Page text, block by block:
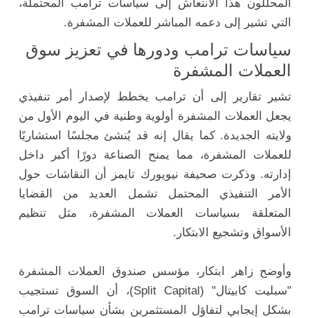
المحللون هذا الانتعاش إلى سياسات ترامب المحتملة،
التي تشير إلى دعمه المباشر للعملات المشفرة.
سياسات ترامب ودورها في تعزيز سوق
العملات المشفرة
تشير تقارير إلى أن ترامب يخطط لإصدار أمر تنفيذي
يجعل العملات المشفرة أولوية وطنية في اليوم الأول من
ولايته الجديدة. كما يقال إنه قد يُنشئ مجلسًا استشاريًا
للعملات المشفرة، مما يمنح الصناعة دورًا أكبر داخل
إدارته. وذكرت صحيفة نيويورك تايمز أن النقاشات حول
الأمر التنفيذي المحتمل تشمل العديد من القضايا
المتعلقة بسياسات العملات المشفرة، مثل تنظيم
الأسواق وتشجيع الابتكار.
وأوضح زاهر ابتكار، مؤسس صندوق العملات المشفرة
"سبليت كابيتال" (Split Capital)، أن السوق تستجيب
بشكل إيجابي لتفاؤل المستثمرين بشأن سياسات ترامب